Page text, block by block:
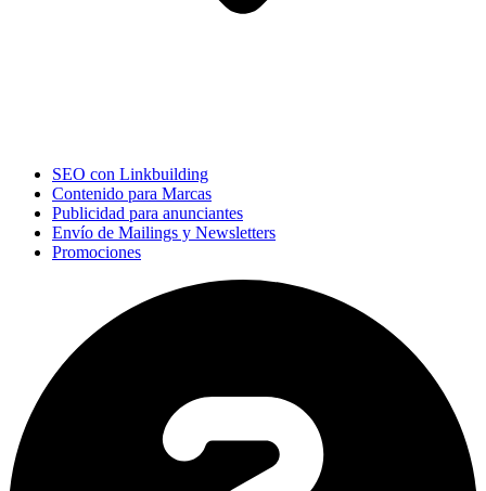
SEO con Linkbuilding
Contenido para Marcas
Publicidad para anunciantes
Envío de Mailings y Newsletters
Promociones